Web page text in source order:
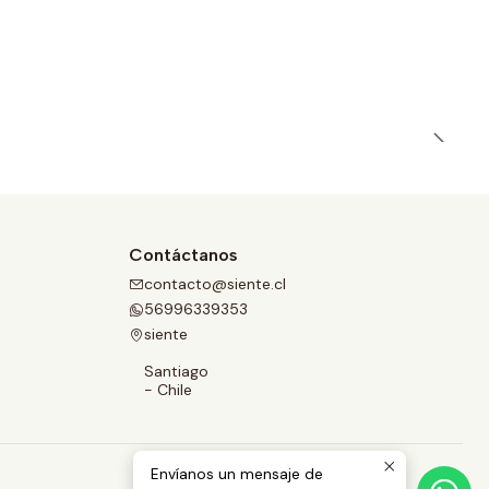
Contáctanos
contacto@siente.cl
56996339353
siente
Santiago
- Chile
Envíanos un mensaje de